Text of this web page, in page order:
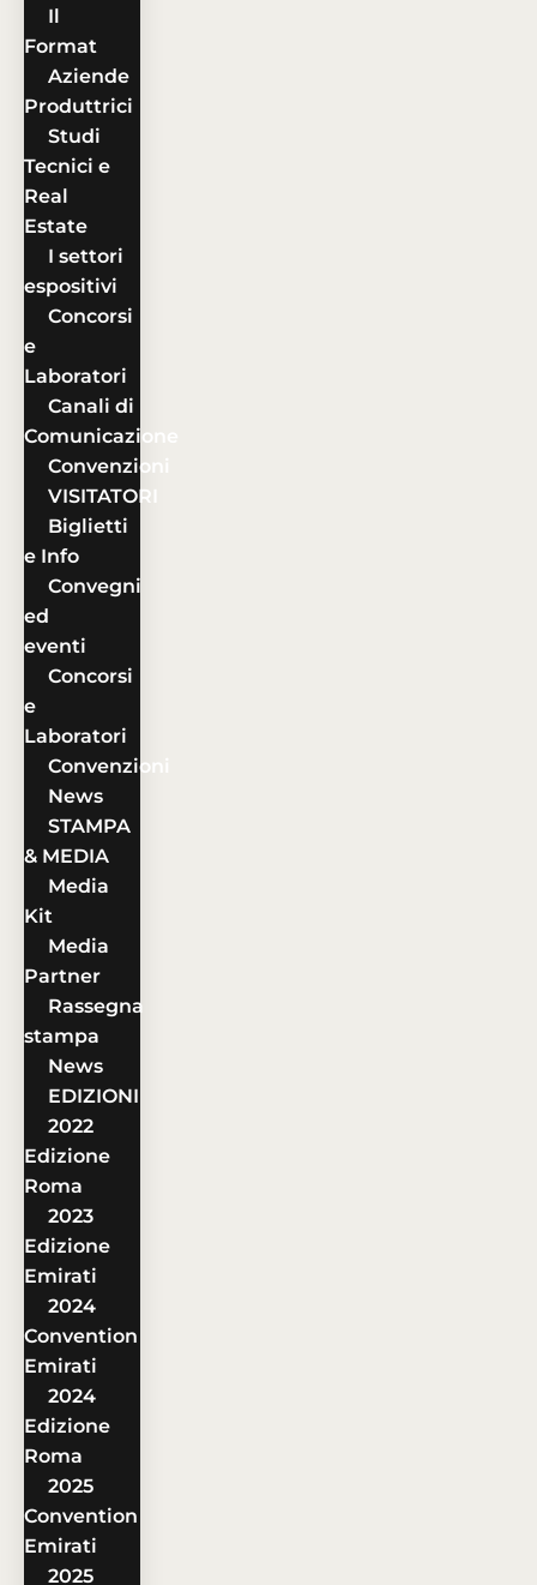
Il
Format
Aziende
Produttrici
Studi
Tecnici e
Real
Estate
I settori
espositivi
Concorsi
e
Laboratori
Canali di
Comunicazione
Convenzioni
VISITATORI
Biglietti
e Info
Convegni
ed
eventi
Concorsi
e
Laboratori
Convenzioni
News
STAMPA
& MEDIA
Media
Kit
Media
Partner
Rassegna
stampa
News
EDIZIONI
2022
Edizione
Roma
2023
Edizione
Emirati
2024
Convention
Emirati
2024
Edizione
Roma
2025
Convention
Emirati
2025